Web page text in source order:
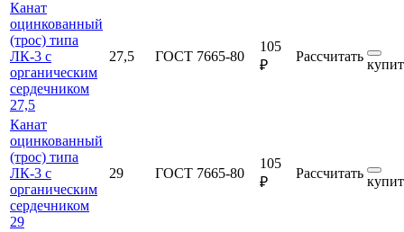
Канат
оцинкованный
(трос) типа
ЛК-3 с
органическим
сердечником
27,5
27,5 ГОСТ 7665-80
105
₽
Рассчитать
Канат
оцинкованный
(трос) типа
ЛК-3 с
органическим
сердечником
29
29 ГОСТ 7665-80
105
₽
Рассчитать